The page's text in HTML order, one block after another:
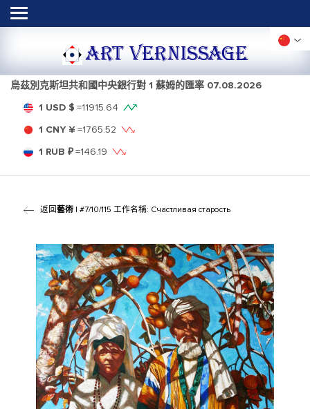
ART VERNISSAGE
烏茲別克斯坦共和國中央銀行對 1 蘇姆的匯率 07.08.2026
1 USD $ =11915.64
1 CNY ¥ =1765.52
1 RUB ₽=146.19
返回藝術| #7/10/115 工作名稱: Счастливая старость